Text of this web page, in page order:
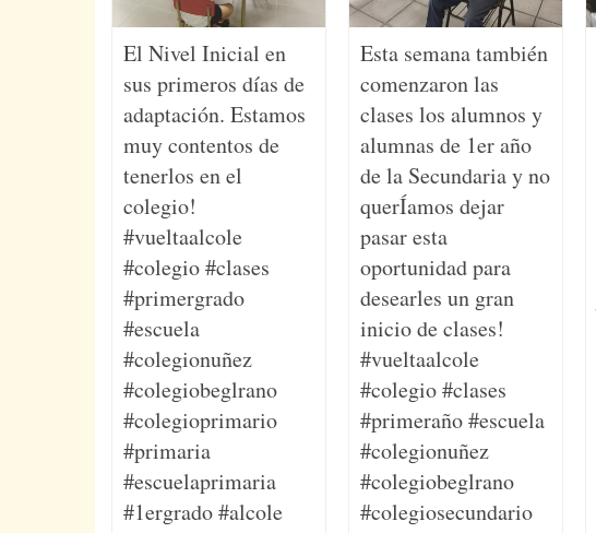
El Nivel Inicial en
sus primeros días de
adaptación. Estamos
muy contentos de
tenerlos en el
colegio!
#vueltaalcole
#colegio #clases
#primergrado
#escuela
#colegionuñez
#colegiobeglrano
#colegioprimario
#primaria
#escuelaprimaria
#1ergrado #alcole
Esta semana también
comenzaron las
clases los alumnos y
alumnas de 1er año
de la Secundaria y no
querÍamos dejar
pasar esta
oportunidad para
desearles un gran
inicio de clases!
#vueltaalcole
#colegio #clases
#primeraño #escuela
#colegionuñez
#colegiobeglrano
#colegiosecundario